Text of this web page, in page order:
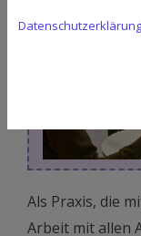
Als Praxis, die
Arbeit mit allen
Datenschutzerklärung